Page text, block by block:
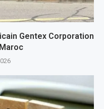
Gentex Corporation